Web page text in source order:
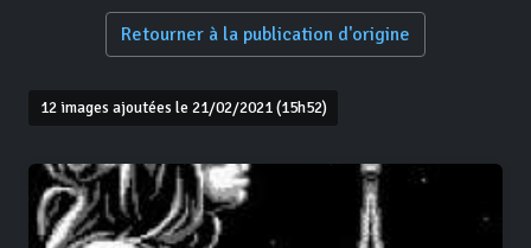
Retourner à la publication d'origine
12 images ajoutées le 21/02/2021 (15h52)